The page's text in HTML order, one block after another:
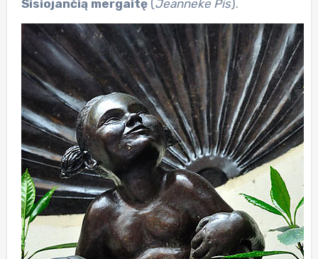
Sisiojančią mergaitę(Jeanneke Pis).